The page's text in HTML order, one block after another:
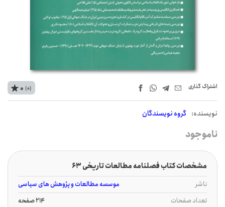
اشتراک‌ گذاری
نويسنده: گروه نویسندگان
0 (0)
ناموجود
مشخصات کتاب فصلنامه مطالعات تاریخی 63
ناشر
موسسه مطالعات و پژوهش های سیاسی
تعداد صفحات
214 صفحه